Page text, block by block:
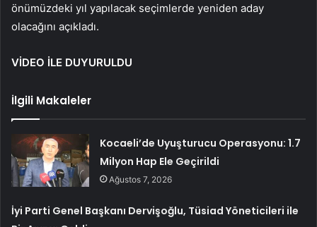
önümüzdeki yıl yapılacak seçimlerde yeniden aday
olacağını açıkladı.
VİDEO İLE DUYURULDU
İlgili Makaleler
Kocaeli’de Uyuşturucu Operasyonu: 1.7
Milyon Hap Ele Geçirildi
Ağustos 7, 2026
İyi Parti Genel Başkanı Dervişoğlu, Tüsiad Yöneticileri ile